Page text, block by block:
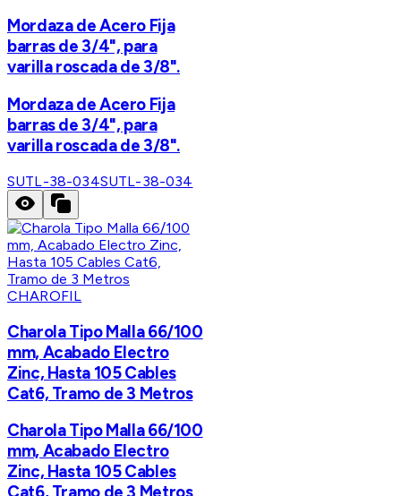
Mordaza de Acero Fija
barras de 3/4", para
varilla roscada de 3/8".
Mordaza de Acero Fija
barras de 3/4", para
varilla roscada de 3/8".
SUTL-38-034SUTL-38-034
CHAROFIL
Charola Tipo Malla 66/100
mm, Acabado Electro
Zinc, Hasta 105 Cables
Cat6, Tramo de 3 Metros
Charola Tipo Malla 66/100
mm, Acabado Electro
Zinc, Hasta 105 Cables